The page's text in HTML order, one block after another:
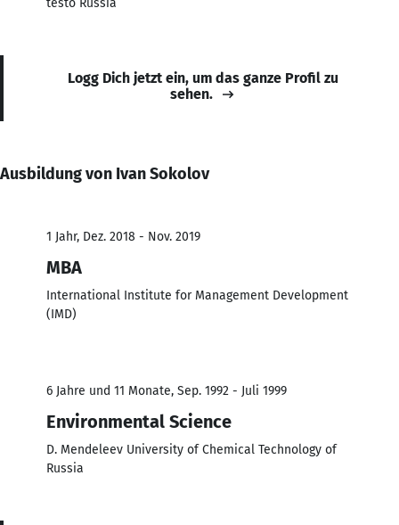
Logg Dich jetzt ein, um das ganze Profil zu
sehen.
Ausbildung von Ivan Sokolov
1 Jahr, Dez. 2018 - Nov. 2019
MBA
International Institute for Management Development
(IMD)
6 Jahre und 11 Monate, Sep. 1992 - Juli 1999
Environmental Science
D. Mendeleev University of Chemical Technology of
Russia